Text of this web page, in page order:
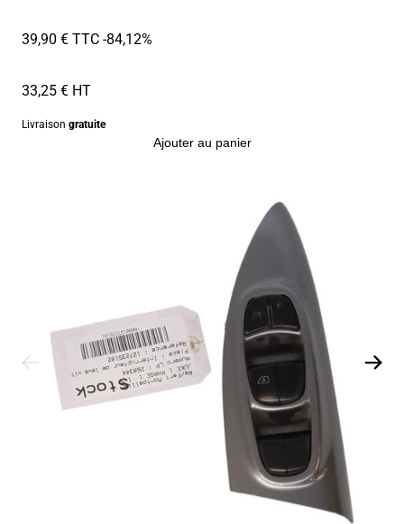
39,90 € TTC-84,12%
33,25 € HT
Livraison gratuite
Ajouter au panier